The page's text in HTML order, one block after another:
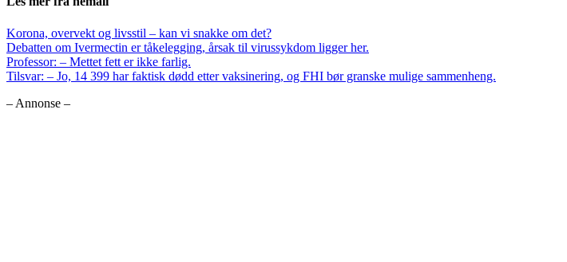
Korona, overvekt og livsstil – kan vi snakke om det?
Debatten om Ivermectin er tåkelegging, årsak til virussykdom ligger her.
Professor: – Mettet fett er ikke farlig.
Tilsvar: – Jo, 14 399 har faktisk dødd etter vaksinering, og FHI bør granske mulige sammenheng.
– Annonse –